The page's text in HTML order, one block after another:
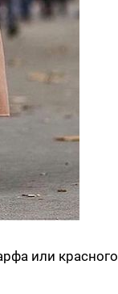
или красного